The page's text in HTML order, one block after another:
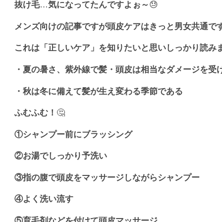
抜け毛…気になってたんですよぉ～ 😓
メンズ向けの記事ですが頭皮ケアはきっと男女共通で
これは「正しいケア」を知りたいと思いしっかり読み
・夏の暑さ、紫外線で髪・頭皮は相当なダメージを受
・秋は冬に備えて髪が生え変わる季節である
ふむふむ！ 🤔
①シャンプー前にブラッシング
②お湯でしっかり予洗い
③指の腹で頭皮をマッサージしながらシャンプー
④よく洗い流す